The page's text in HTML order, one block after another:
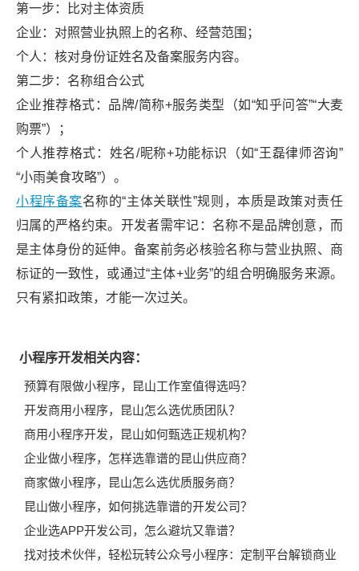
第一步：比对主体资质
企业：对照营业执照上的名称、经营范围；
个人：核对身份证姓名及备案服务内容。
第二步：名称组合公式
企业推荐格式：品牌/简称+服务类型（如“知乎问答”“大麦
购票”）；
个人推荐格式：姓名/昵称+功能标识（如“王磊律师咨询”
“小雨美食攻略”）。
小程序备案名称的“主体关联性”规则，本质是政策对责任
归属的严格约束。开发者需牢记：名称不是品牌创意，而
是主体身份的延伸。备案前务必核验名称与营业执照、商
标证的一致性，或通过“主体+业务”的组合明确服务来源。
只有紧扣政策，才能一次过关。
小程序开发相关内容：
预算有限做小程序，昆山工作室值得选吗？
开发商用小程序，昆山怎么选优质团队？
商用小程序开发，昆山如何甄选正规机构？
企业做小程序，怎样选靠谱的昆山供应商？
商家做小程序，昆山怎么选优质服务商？
昆山做小程序，如何挑选靠谱的开发公司？
企业选APP开发公司，怎么避坑又靠谱？
找对技术伙伴，轻松玩转公众号小程序：定制平台解锁商业